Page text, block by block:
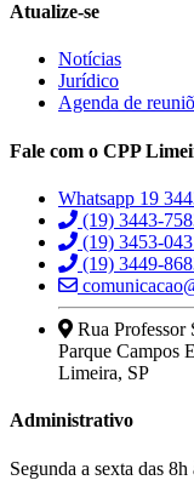
Atualize-se
Notícias
Jurídico
Agenda de
Fale com o CPP
Whatsapp 19
(19) 3443-
(19) 3453-
(19) 3449-
Rua Professor
Parque Campos
Limeira, SP
Administrativo
Segunda a sexta das